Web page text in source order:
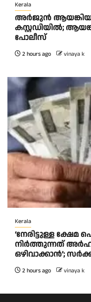
Kerala
അർജുൻ
കസ്റ്റഡിയിൽ;
പോലീസ്
2 hours ago vinaya k
Kerala
‘നേരിട്ടുള്ള
നി‍‍ർത്തുന്നത്
ഒഴിവാക്കാൻ’;
2 hours ago vinaya k